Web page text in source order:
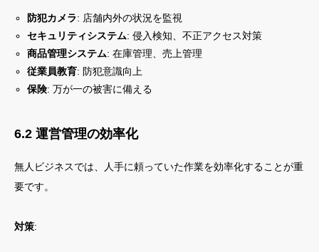
防犯カメラ: 店舗内外の状況を監視
セキュリティシステム: 侵入検知、不正アクセス対策
商品管理システム: 在庫管理、売上管理
従業員教育: 防犯意識向上
保険: 万が一の被害に備える
6.2 運営管理の効率化
無人ビジネスでは、人手に頼っていた作業を効率化することが重
要です。
対策: